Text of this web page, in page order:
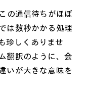
の通信待ちがほぼ
は数秒かかる処理
珍しくありませ
翻訳のように、会
いが大きな意味を